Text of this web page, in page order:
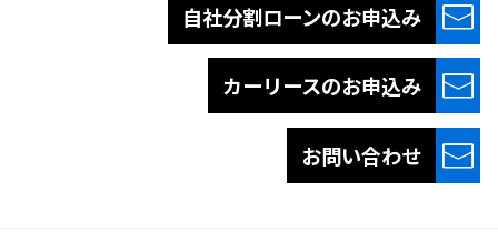
自社分割ローンのお申込み
カーリースのお申込み
お問い合わせ